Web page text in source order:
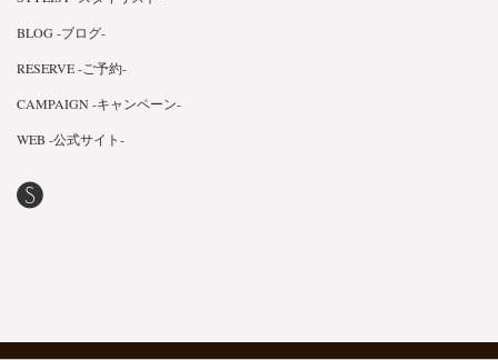
BLOG -ブログ-
RESERVE -ご予約-
CAMPAIGN -キャンペーン-
WEB -公式サイト-